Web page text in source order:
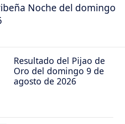
Noche del domingo
Resultado del Pijao de
Oro del domingo 9 de
agosto de 2026